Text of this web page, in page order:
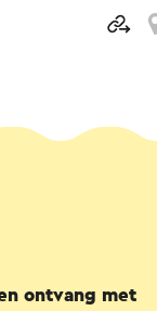
ontvang met